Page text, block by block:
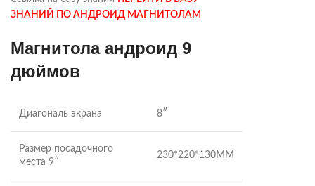
ЗНАНИЙ ПО АНДРОИД МАГНИТОЛАМ
Магнитола андроид 9
дюймов
Диагональ экрана 8″
Размер посадочного
места 9″
230*220*130MM